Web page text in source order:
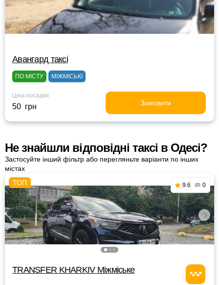
Авангард таксі
ПО МІСТУ МІЖМІСЬКІ
Ціна посадки
50 грн Замовити
Не знайшли відповідні таксі в Одесі?
Застосуйте інший фільтр або перегляньте варіанти по інших
містах
9.6 0
TRANSFER KHARKIV Міжміське